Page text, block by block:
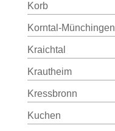
Korb
Korntal-Münchingen
Kraichtal
Krautheim
Kressbronn
Kuchen